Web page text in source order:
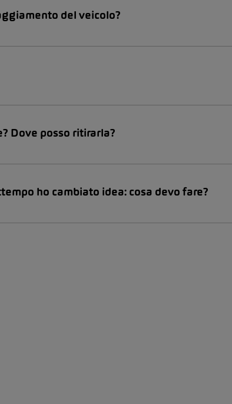
del veicolo?
Dove posso ritirarla?
ho cambiato idea: cosa devo fare?